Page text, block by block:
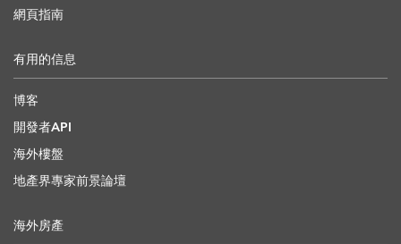
網頁指南
有用的信息
博客
開發者API
海外樓盤
地產界專家前景論壇
海外房產